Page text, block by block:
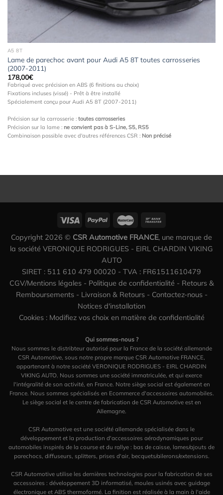
A5 8T
Lame de parechoc avant pour Audi A5 8T toutes carrosseries
(2007-2011)
178,00€
Fabriqué avec précision en ABS (6 finitions au choix)
Fixations incluses (vissé) - Prêt à être installé
Spécialement conçu pour Audi A5 8T (2007-2011)
Précision sur la carrosserie : toutes carrosseries
Précision sur la lame : ne convient pas à S-Line, S5, RS5
Combinaison possible avec d'autres références CSR : Non précisé
Copyright 2026 © CSR Automotive FRANCE, une marque de
la société VERONIQUE RODRIGUES - EIRL CHARDIN VIKING
AUTO
SIRET : 511 610 479 00020 - TVA : FR61511610479
CGV/Mentions légales- Politique de confidentialité - Retours &
Remboursements- Livraison & Retours- Contactez-nous-
Notices d'installation
Cookies : Modifiez vos choix en matière de confidentialité
Qui sommes-nous ?
Nous sommes le distribteur autorisé pour la France de la société allemande
CSR Automotive, sous notre propre marque CSR Automotive FRANCE,
appartenant à notre société VERONIQUE RODRIGUES - EIRL CHARDIN
VIKING AUTO. Nous sommes une société immatriculée, et qui exerce
l'intégralité de son activité, en France. Notre siège social est également en
France. Nous sommes spécialisés en Ecommerce d'accessoires automobiles.
Le siège social et le centre de fabrication de CSR Automotive est en
Allemagne.
CSR Automotive est une société allemande spécialisée dans le
développement et la production d'accessoires aérodynamiques pour
automobiles inspirés de la course et du rallye : bas de caisse, lames/ajouts de
parechocs, diffuseurs, splitters, prises d'air, becquets/ailerons/extensions.
CSR Automotive utilise les dernières technologies pour la fabrication de ses
accessoires : développement 3D informatisé, moules usinés avec guidage
électronique et ABS thermoformé. La finition est réalisée à la main à l'aide